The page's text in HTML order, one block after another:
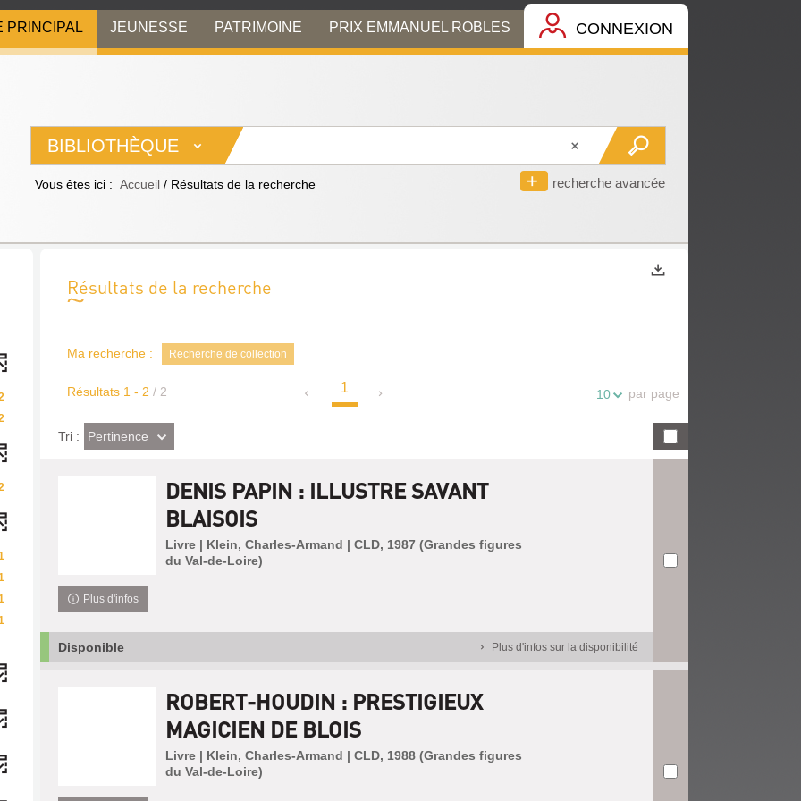
PRINCIPAL JEUNESSE PATRIMOINE PRIX EMMANUEL ROBLES CONNEXION
BIBLIOTHÈQUE
recherche avancée
Vous êtes ici : Accueil / Résultats de la recherche
Résultats de la recherche
Ma recherche : Recherche de collection
Résultats 1 - 2 / 2 1 10 par page
Tri :(Effet
imédiat)
Pertinence
DENIS PAPIN : ILLUSTRE SAVANT
BLAISOIS
Livre | Klein, Charles-Armand | CLD, 1987 (Grandes figures
du Val-de-Loire)
Plus d'infos
Disponible Plus d'infos sur la disponibilité
ROBERT-HOUDIN : PRESTIGIEUX
MAGICIEN DE BLOIS
Livre | Klein, Charles-Armand | CLD, 1988 (Grandes figures
du Val-de-Loire)